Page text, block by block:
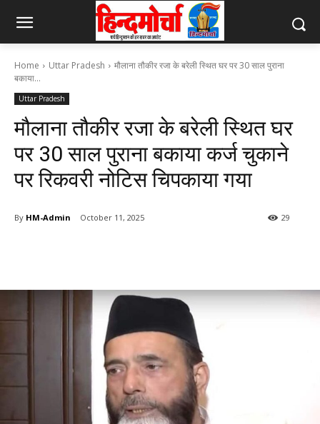
Home Uttar Pradesh
मौलाना तौकीर रजा के बरेली स्थित घर पर 30 साल पुराना
बकाया...
Uttar Pradesh
मौलाना तौकीर रजा के बरेली स्थित घर
पर 30 साल पुराना बकाया कर्ज चुकाने
पर रिकवरी नोटिस चिपकाया गया
By HM-Admin October 11, 2025 29